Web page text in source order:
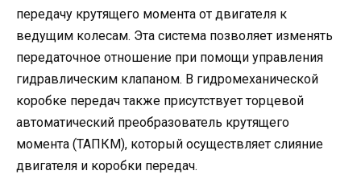
передачу крутящего момента от двигателя к
ведущим колесам. Эта система позволяет изменять
передаточное отношение при помощи управления
гидравлическим клапаном. В гидромеханической
коробке передач также присутствует торцевой
автоматический преобразователь крутящего
момента (ТАПКМ), который осуществляет слияние
двигателя и коробки передач.